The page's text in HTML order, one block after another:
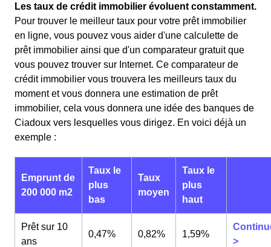
Les taux de crédit immobilier évoluent constamment.
Pour trouver le meilleur taux pour votre prêt immobilier
en ligne, vous pouvez vous aider d'une calculette de
prêt immobilier ainsi que d'un comparateur gratuit que
vous pouvez trouver sur Internet. Ce comparateur de
crédit immobilier vous trouvera les meilleurs taux du
moment et vous donnera une estimation de prêt
immobilier, cela vous donnera une idée des banques de
Ciadoux vers lesquelles vous dirigez. En voici déjà un
exemple :
Emprunt de
200 000 m2
Taux le
plus
bas
Taux
moyen
Taux le
plus
haut
Prêt sur 10
ans
0,47% 0,82% 1,59%
>